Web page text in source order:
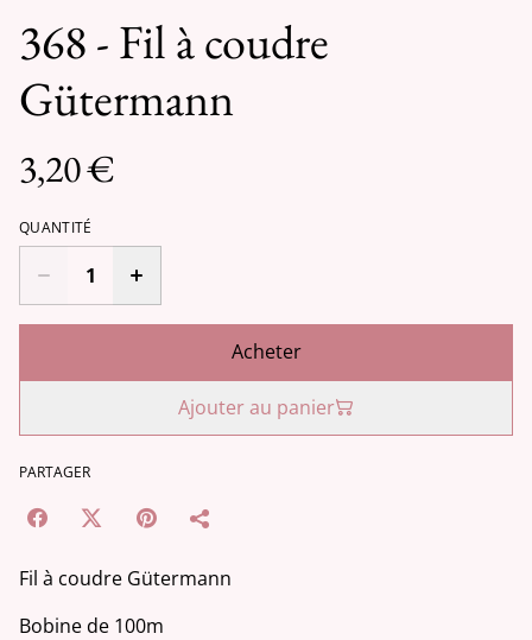
368 - Fil à coudre
Gütermann
3,20 €
QUANTITÉ
Acheter
Ajouter au panier
PARTAGER
Fil à coudre Gütermann
Bobine de 100m